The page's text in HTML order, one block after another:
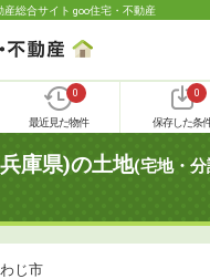
産総合サイト goo住宅・不動産
0
最近見た物件
0
保存した条
庫県)の土地(宅地・
じ市